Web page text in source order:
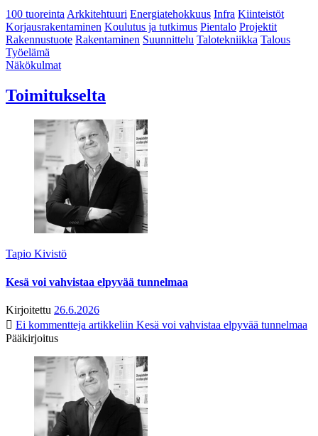
100 tuoreintaArkkitehtuuri Energiatehokkuus Infra Kiinteistöt
Korjausrakentaminen Koulutus ja tutkimus Pientalo Projektit
Rakennustuote Rakentaminen Suunnittelu Talotekniikka Talous
Työelämä
Näkökulmat
Toimitukselta
Tapio Kivistö
Kesä voi vahvistaa elpyvää tunnelmaa
Kirjoitettu 26.6.2026
Ei kommentteja artikkeliin Kesä voi vahvistaa elpyvää tunnelmaa
Pääkirjoitus